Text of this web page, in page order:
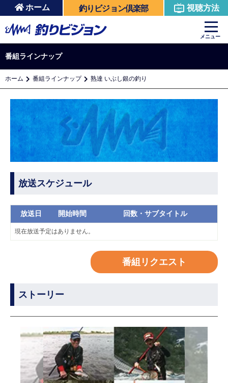
ホーム 釣りビジョン倶楽部 視聴方法
メニュー
番組ラインナップ
ホーム 番組ラインナップ 熟達 いぶし銀の釣り
放送スケジュール
放送日 開始時間 回数・サブタイトル
現在放送予定はありません。
番組リクエスト
ストーリー